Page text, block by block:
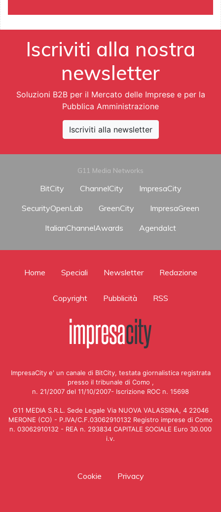
Iscriviti alla nostra
newsletter
Soluzioni B2B per il Mercato delle Imprese e per la
Pubblica Amministrazione
Iscriviti alla newsletter
G11 Media Networks
BitCity ChannelCity
ImpresaCity
SecurityOpenLab
GreenCity
ImpresaGreen
ItalianChannelAwards
AgendaIct
Home Speciali Newsletter Redazione
Copyright Pubblicità RSS
ImpresaCity e' un canale di BitCity, testata giornalistica registrata
presso il tribunale di Como ,
n. 21/2007 del 11/10/2007- Iscrizione ROC n. 15698
G11 MEDIA S.R.L. Sede Legale Via NUOVA VALASSINA, 4 22046
MERONE (CO) - P.IVA/C.F.03062910132 Registro imprese di Como
n. 03062910132 - REA n. 293834 CAPITALE SOCIALE Euro 30.000
i.v.
Cookie Privacy